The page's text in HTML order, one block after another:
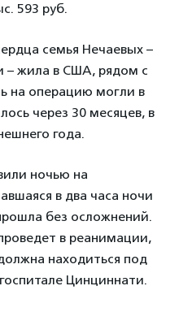
593 руб.
семья Нечаевых –
– жила в США, рядом с
на операцию могли в
через 30 месяцев, в
года.
ночью на
в два часа ночи
без осложнений.
в реанимации,
находиться под
Цинциннати.